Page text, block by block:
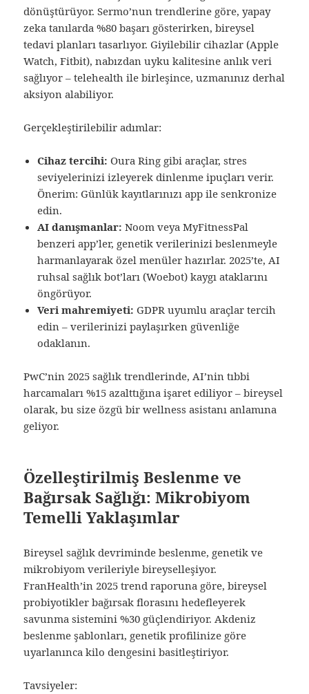
dönüştürüyor. Sermo’nun trendlerine göre, yapay
zeka tanılarda %80 başarı gösterirken, bireysel
tedavi planları tasarlıyor. Giyilebilir cihazlar (Apple
Watch, Fitbit), nabızdan uyku kalitesine anlık veri
sağlıyor – telehealth ile birleşince, uzmanınız derhal
aksiyon alabiliyor.
Gerçekleştirilebilir adımlar:
Cihaz tercihi: Oura Ring gibi araçlar, stres
seviyelerinizi izleyerek dinlenme ipuçları verir.
Önerim: Günlük kayıtlarınızı app ile senkronize
edin.
AI danışmanlar: Noom veya MyFitnessPal
benzeri app’ler, genetik verilerinizi beslenmeyle
harmanlayarak özel menüler hazırlar. 2025’te, AI
ruhsal sağlık bot’ları (Woebot) kaygı ataklarını
öngörüyor.
Veri mahremiyeti: GDPR uyumlu araçlar tercih
edin – verilerinizi paylaşırken güvenliğe
odaklanın.
PwC’nin 2025 sağlık trendlerinde, AI’nin tıbbi
harcamaları %15 azalttığına işaret ediliyor – bireysel
olarak, bu size özgü bir wellness asistanı anlamına
geliyor.
Özelleştirilmiş Beslenme ve
Bağırsak Sağlığı: Mikrobiyom
Temelli Yaklaşımlar
Bireysel sağlık devriminde beslenme, genetik ve
mikrobiyom verileriyle bireyselleşiyor.
FranHealth’in 2025 trend raporuna göre, bireysel
probiyotikler bağırsak florasını hedefleyerek
savunma sistemini %30 güçlendiriyor. Akdeniz
beslenme şablonları, genetik profilinize göre
uyarlanınca kilo dengesini basitleştiriyor.
Tavsiyeler: